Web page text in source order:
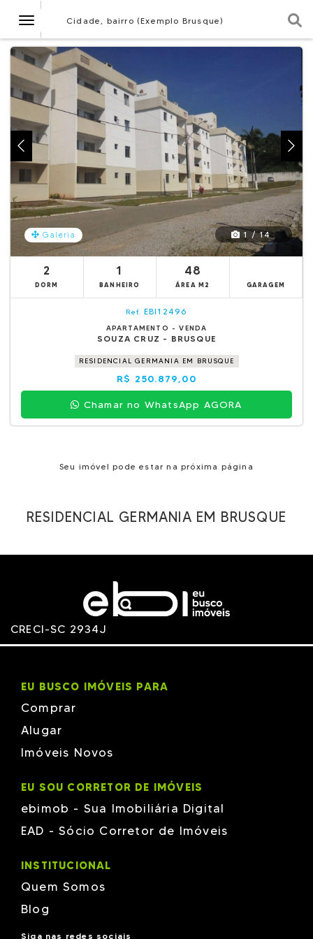
NavegaçãoCidade, bairro (Exemplo Brusque)
Galeria 1 / 14
2
DORM
1
BANHEIRO
48
ÁREA M2 GARAGEM
Ref. EBI12496
APARTAMENTO - VENDA
SOUZA CRUZ - BRUSQUE
RESIDENCIAL GERMANIA EM BRUSQUE
R$ 250.879,00
Chamar no WhatsApp AGORA
Seu imóvel pode estar na próxima página
RESIDENCIAL GERMANIA EM BRUSQUE
CRECI-SC 2934J
EU BUSCO IMÓVEIS PARA
Comprar
Alugar
Imóveis Novos
EU SOU CORRETOR DE IMÓVEIS
ebimob - Sua Imobiliária Digital
EAD - Sócio Corretor de Imóveis
INSTITUCIONAL
Quem Somos
Blog
Siga nas redes sociais